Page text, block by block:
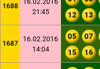
1688
21:45
12
13
1687
16.02.2016
14:04
05 07
15
16